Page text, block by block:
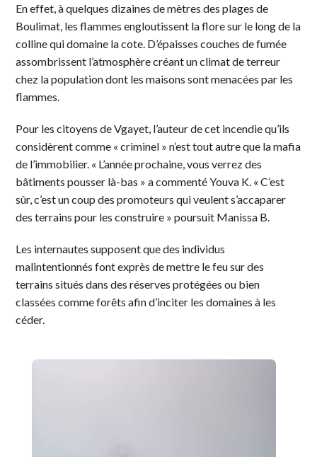
En effet, à quelques dizaines de mètres des plages de
Boulimat, les flammes engloutissent la flore sur le long de la
colline qui domaine la cote. D’épaisses couches de fumée
assombrissent l’atmosphère créant un climat de terreur
chez la population dont les maisons sont menacées par les
flammes.
Pour les citoyens de Vgayet, l’auteur de cet incendie qu’ils
considèrent comme « criminel » n’est tout autre que la mafia
de l’immobilier. « L’année prochaine, vous verrez des
bâtiments pousser là-bas » a commenté Youva K. « C’est
sûr, c’est un coup des promoteurs qui veulent s’accaparer
des terrains pour les construire » poursuit Manissa B.
Les internautes supposent que des individus
malintentionnés font exprès de mettre le feu sur des
terrains situés dans des réserves protégées ou bien
classées comme forêts afin d’inciter les domaines à les
céder.